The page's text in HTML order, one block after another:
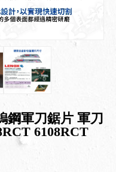
鋼軍刀鋸片 軍刀
6108RCT